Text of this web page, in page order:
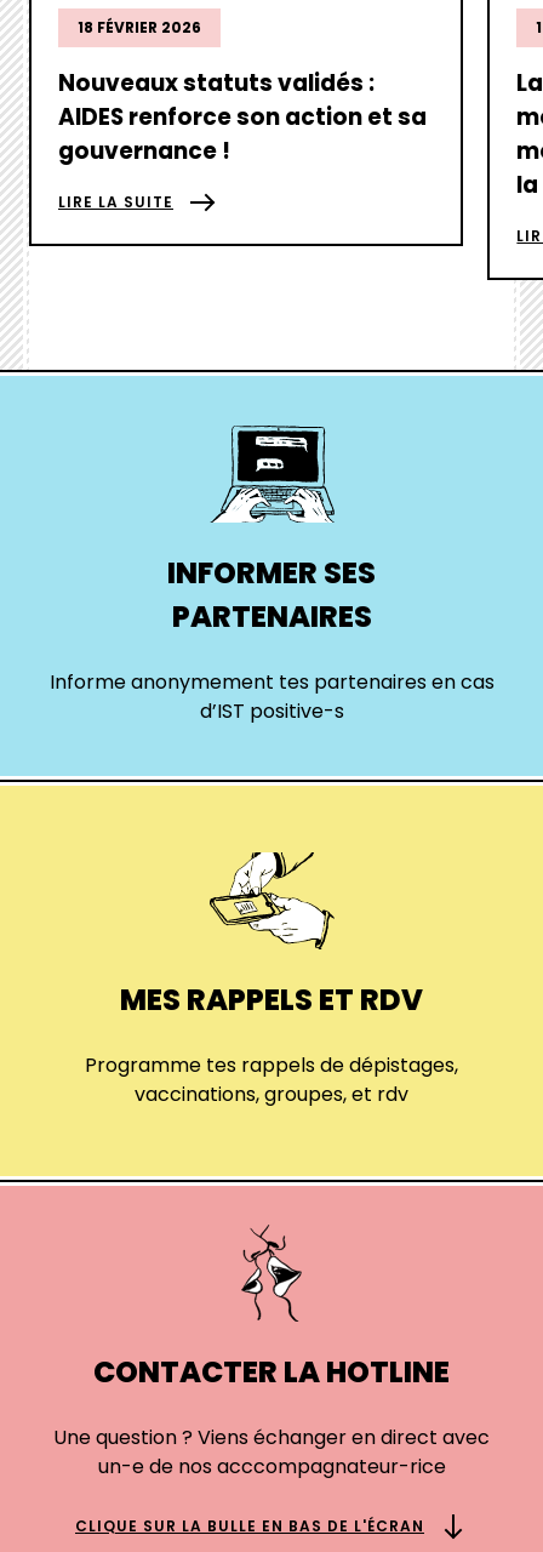
link
18 FÉVRIER 2026
Nouveaux statuts validés :
AIDES renforce son action et sa
gouvernance !
LIRE LA SUITE
link
box
link
INFORMER SES
PARTENAIRES
Informe anonymement tes partenaires en cas
d’IST positive-s
link
MES RAPPELS ET RDV
Programme tes rappels de dépistages,
vaccinations, groupes, et rdv
CONTACTER LA HOTLINE
Une question ? Viens échanger en direct avec
un-e de nos acccompagnateur-rice
CLIQUE SUR LA BULLE EN BAS DE L'ÉCRAN